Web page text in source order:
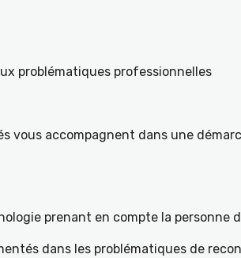
problématiques professionnelles
vous accompagnent dans une
prenant en compte la personne
dans les problématiques de